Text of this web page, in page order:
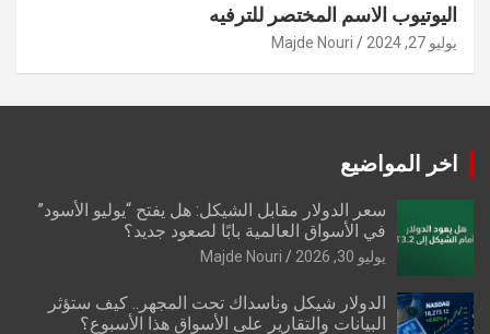
اليوتيوب الاسم المختصر للترفيه
يوليو 27, 2024 Majde Nouri
اخر المواضيع
سعر الدولار مقابل الشيكل: هل يفتح “يوليو الأسود”
في الأسواق العالمية بابًا لصعود جديد؟
يوليو 30, 2026 Majde Nouri
الدولار شيكل وناسداك تحت المجهر.. كيف ستؤثر
البيانات والتقارير على الأسواق هذا الأسبوع؟